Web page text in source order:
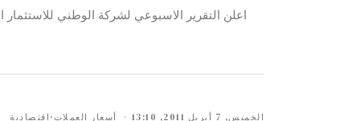
الخميس, 7 أبريل 2011, 13:10 أسعار العملات· اقتصادية